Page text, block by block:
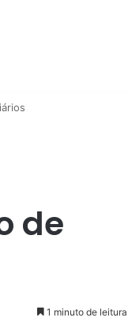
de
1 minuto de leitura